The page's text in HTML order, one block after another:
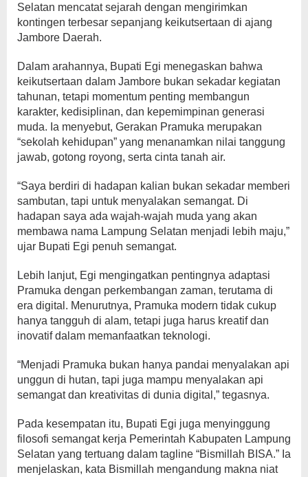
Selatan mencatat sejarah dengan mengirimkan
kontingen terbesar sepanjang keikutsertaan di ajang
Jambore Daerah.
Dalam arahannya, Bupati Egi menegaskan bahwa
keikutsertaan dalam Jambore bukan sekadar kegiatan
tahunan, tetapi momentum penting membangun
karakter, kedisiplinan, dan kepemimpinan generasi
muda. Ia menyebut, Gerakan Pramuka merupakan
“sekolah kehidupan” yang menanamkan nilai tanggung
jawab, gotong royong, serta cinta tanah air.
“Saya berdiri di hadapan kalian bukan sekadar memberi
sambutan, tapi untuk menyalakan semangat. Di
hadapan saya ada wajah-wajah muda yang akan
membawa nama Lampung Selatan menjadi lebih maju,”
ujar Bupati Egi penuh semangat.
Lebih lanjut, Egi mengingatkan pentingnya adaptasi
Pramuka dengan perkembangan zaman, terutama di
era digital. Menurutnya, Pramuka modern tidak cukup
hanya tangguh di alam, tetapi juga harus kreatif dan
inovatif dalam memanfaatkan teknologi.
“Menjadi Pramuka bukan hanya pandai menyalakan api
unggun di hutan, tapi juga mampu menyalakan api
semangat dan kreativitas di dunia digital,” tegasnya.
Pada kesempatan itu, Bupati Egi juga menyinggung
filosofi semangat kerja Pemerintah Kabupaten Lampung
Selatan yang tertuang dalam tagline “Bismillah BISA.” Ia
menjelaskan, kata Bismillah mengandung makna niat